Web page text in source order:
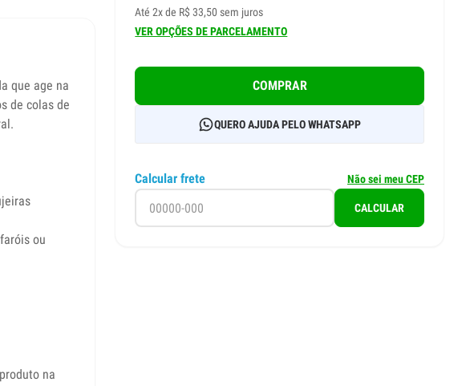
que age na
de colas de
ou
na
Até 2x de R$ 33,50 sem juros
VER OPÇÕES DE PARCELAMENTO
COMPRAR
QUERO AJUDA PELO WHATSAPP
Calcular frete Não sei meu CEP
CALCULAR